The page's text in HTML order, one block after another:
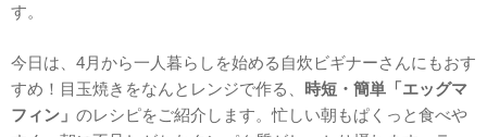
す。
今日は、4月から一人暮らしを始める自炊ビギナーさんにもおす
すめ！目玉焼きをなんとレンジで作る、 時短・簡単「エッグマ
フィン」 のレシピをご紹介します。忙しい朝もぱくっと食べや